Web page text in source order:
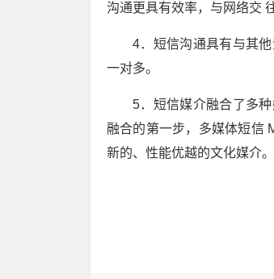
沟通更具有效率，与网络交
4．短信沟通具有与其
一对多。
5．短信媒介融合了多
融合的第一步，多媒体短信
新的、性能优越的文化媒介。